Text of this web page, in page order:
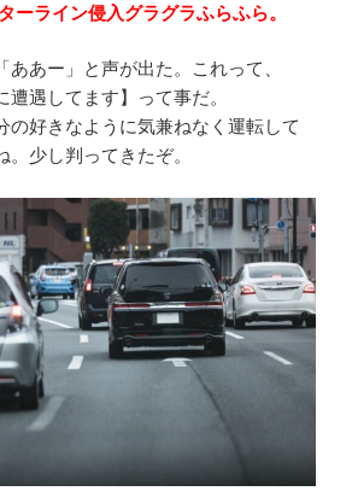
ーライン侵入グラグラふらふら。
ああー」と声が出た。これって、
遭遇してます】って事だ。
の好きなように気兼ねなく運転して
少し判ってきたぞ。